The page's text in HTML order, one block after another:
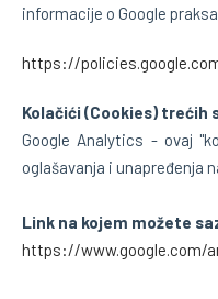
informacije o Google
https://
Kolačići (Cookies) trećih
Google Analytics - ovaj
oglašavanja i unapređenja
Link na kojem možete
https://www.google.com/